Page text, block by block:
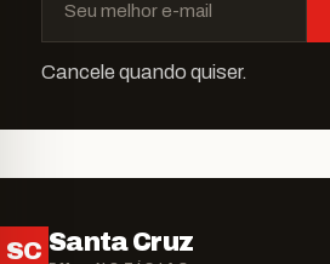
Cancele quando quiser.
SC Santa Cruz